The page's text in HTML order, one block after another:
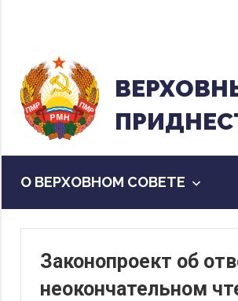
содержанию
О ВЕРХОВНОМ СОВЕТЕ
Законопроект об
неокончательном